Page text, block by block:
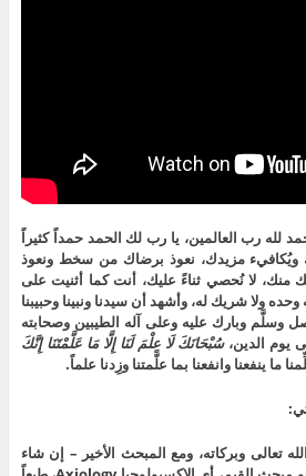
لله رب العالمين، يا رب لك الحمد حمداً كثيراً
ويُكافيء مزيدك، نعوذ برضاك من سخط ونعوذ
منك، لا نُحصي ثناءً عليك، أنت كما أثنيت على
وحده ولا شريك له، وأشهد أن سيدنا ونبينا وحبيبنا
وسلَّم وبارك عليه وعلى آله الطيبين وصحابته
يوم الدين،سُبْحَانَكَ لَا عِلْمَ لَنَا إِلَّا مَا عَلَّمْتَنَا إِنَّكَ
ما ينفعنا وانفعنا بما علَّمتنا وزِدنا علماً.
تعالى وبركاته، ومع المبحث الأخير – إن شاء